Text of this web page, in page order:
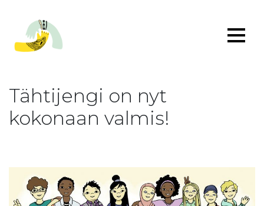
Tähtijengi on nyt
kokonaan valmis!